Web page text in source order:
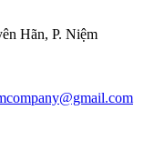
Hãn, P. Niệm